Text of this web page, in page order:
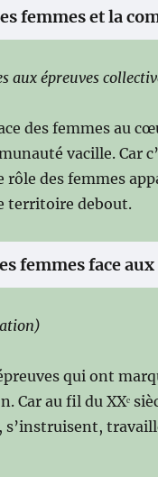
femmes et la
aux épreuves
des femmes au
vacille. Car
des femmes
territoire debout.
femmes face
qui ont
Car au fil du XXᵉ
s’instruisent,